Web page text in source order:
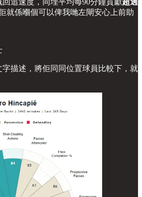
追速度，同埋平均每90分鐘貢獻超過
就係嗰個可以俾我哋左閘安心上前助
描述，將佢同同位置球員比較下，就